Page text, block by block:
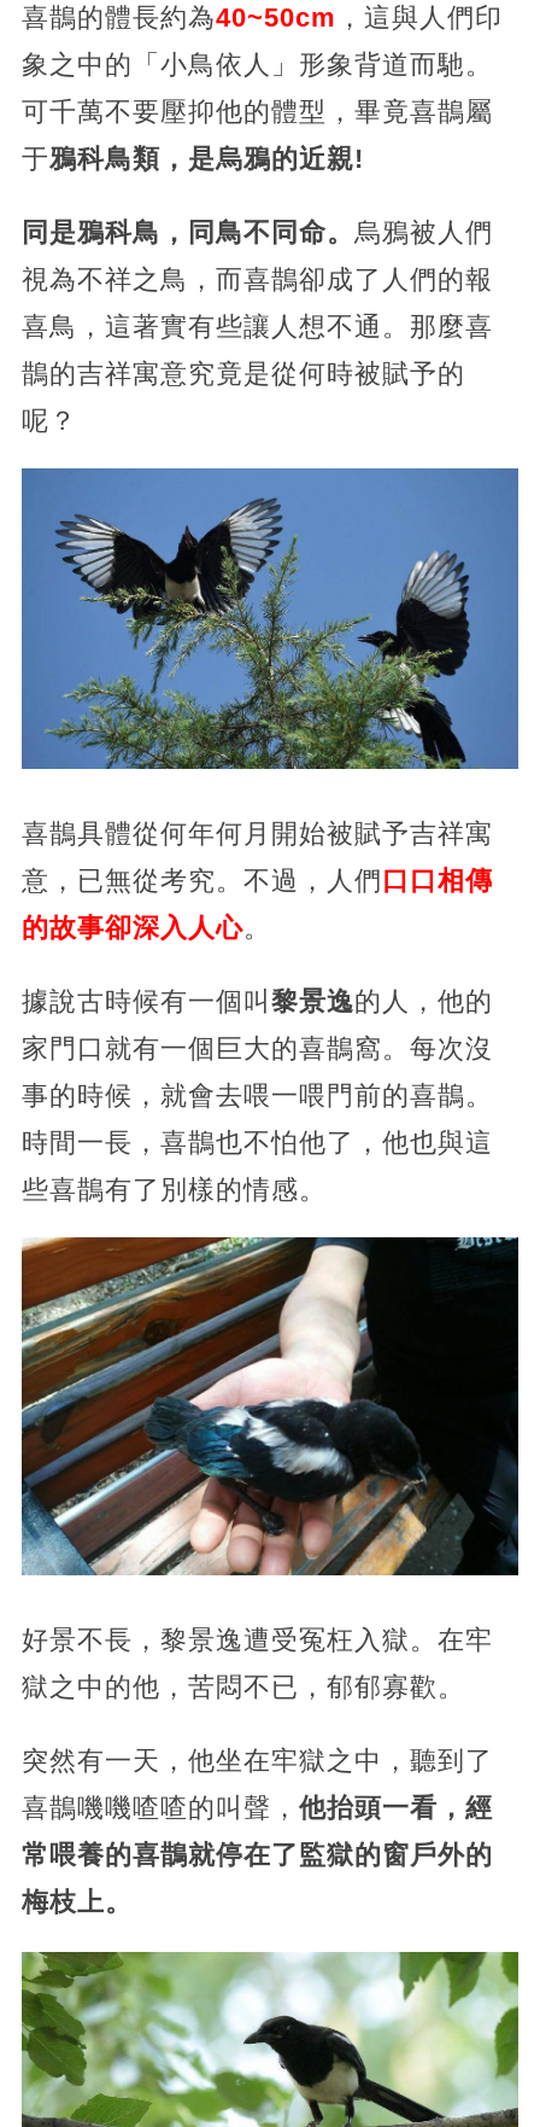
喜鵲的體長約為40~50cm ，這與人們印
象之中的「小鳥依人」形象背道而馳。
可千萬不要壓抑他的體型，畢竟喜鵲屬
于鴉科鳥類，是烏鴉的近親!
同是鴉科鳥，同鳥不同命。 烏鴉被人們
視為不祥之鳥，而喜鵲卻成了人們的報
喜鳥，這著實有些讓人想不通。那麼喜
鵲的吉祥寓意究竟是從何時被賦予的
呢？
喜鵲具體從何年何月開始被賦予吉祥寓
意，已無從考究。不過，人們口口相傳
的故事卻深入人心。
據說古時候有一個叫 黎景逸的人，他的
家門口就有一個巨大的喜鵲窩。每次沒
事的時候，就會去喂一喂門前的喜鵲。
時間一長，喜鵲也不怕他了，他也與這
些喜鵲有了別樣的情感。
好景不長，黎景逸遭受冤枉入獄。在牢
獄之中的他，苦悶不已，郁郁寡歡。
突然有一天，他坐在牢獄之中，聽到了
喜鵲嘰嘰喳喳的叫聲， 他抬頭一看，經
常喂養的喜鵲就停在了監獄的窗戶外的
梅枝上。